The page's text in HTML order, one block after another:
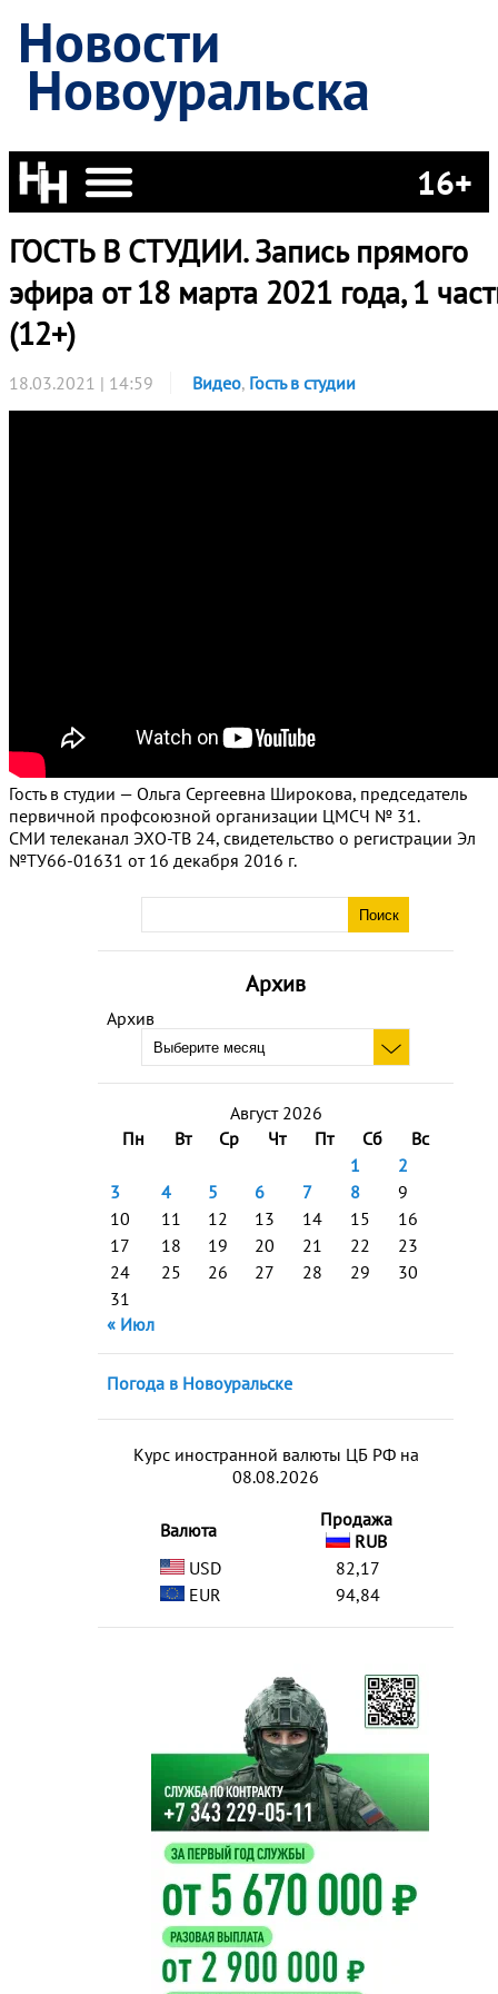
Новости
Новоуральска
16+
Архив
Архив
Август 2026
Пн
Вт Ср Чт Пт Сб
Вс
1
2
3
4 5 6 7 8
9
10
11 12 13 14 15
16
17
18 19 20 21 22
23
24
25 26 27 28 29
30
31
« Июл
Погода в Новоуральске
Курс иностранной валюты ЦБ РФ на
08.08.2026
Валюта
Продажа
RUB
USD
82,17
EUR
94,84
ГОСТЬ В СТУДИИ. Запись прямого
эфира от 18 марта 2021 года, 1
(12+)
18.03.2021 | 14:59 Видео, Гость в студии
Гость в студии — Ольга Сергеевна Широкова, председатель
первичной профсоюзной организации ЦМСЧ № 31.
СМИ телеканал ЭХО-ТВ 24, свидетельство о регистрации Эл
№ТУ66-01631 от 16 декабря 2016 г.